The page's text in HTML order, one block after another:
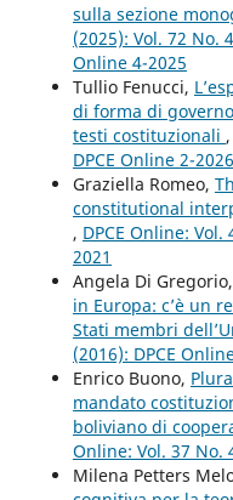
sulla sezione
(2025): Vol. 72 No.
Online 4-2025
Tullio Fenucci,
di forma di
testi costituzionali ,
DPCE Online 2-2026
Graziella Romeo,
constitutional
, DPCE Online: Vol.
2021
Angela Di Gregorio,
in Europa: c’è un
Stati membri
(2016): DPCE
Enrico Buono,
mandato
boliviano di
Online: Vol. 37 No.
Milena Petters